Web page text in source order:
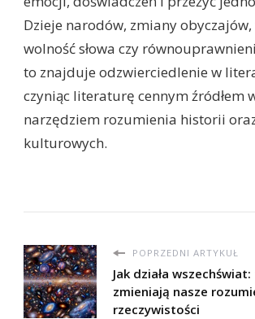
Dzieje narodów, zmiany
wolność słowa czy
to znajduje odzwierciedlenie w
czyniąc literaturę cennym źródłem
narzędziem rozumienia historii
kulturowych.
POPRZEDNI ARTYKUŁ
Jak działa
zmieniają nasze
rzeczywistości